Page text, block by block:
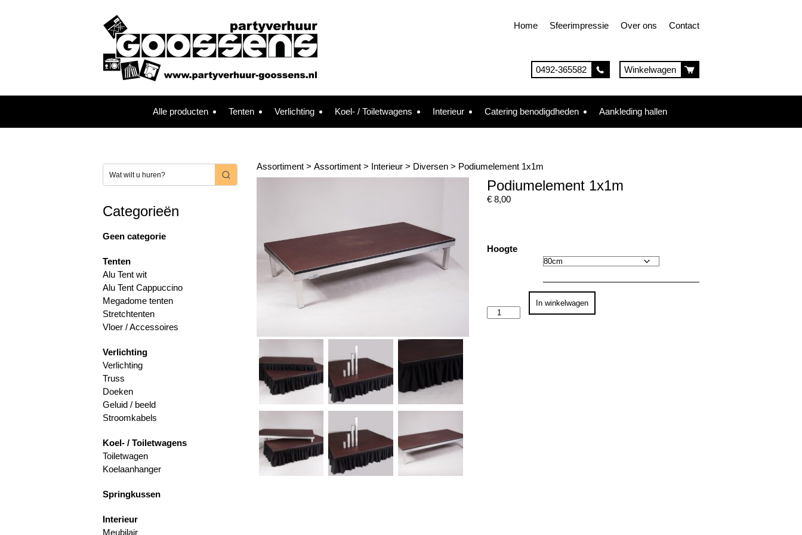
Home Sfeerimpressie Over ons Contact
0492-365582 Winkelwagen
Alle producten Tenten Verlichting Koel- / Toiletwagens Interieur Catering benodigdheden Aankleding hallen
Categorieën
Geen categorie
Tenten
Alu Tent wit
Alu Tent Cappuccino
Megadome tenten
Stretchtenten
Vloer / Accessoires
Verlichting
Verlichting
Truss
Doeken
Geluid / beeld
Stroomkabels
Koel- / Toiletwagens
Toiletwagen
Koelaanhanger
Springkussen
Interieur
Meubilair
Assortiment> Assortiment> Interieur> Diversen> Podiumelement 1x1m
Podiumelement 1x1m
€8,00
Hoogte
Podiumelement
1x1m
aantal
In winkelwagen